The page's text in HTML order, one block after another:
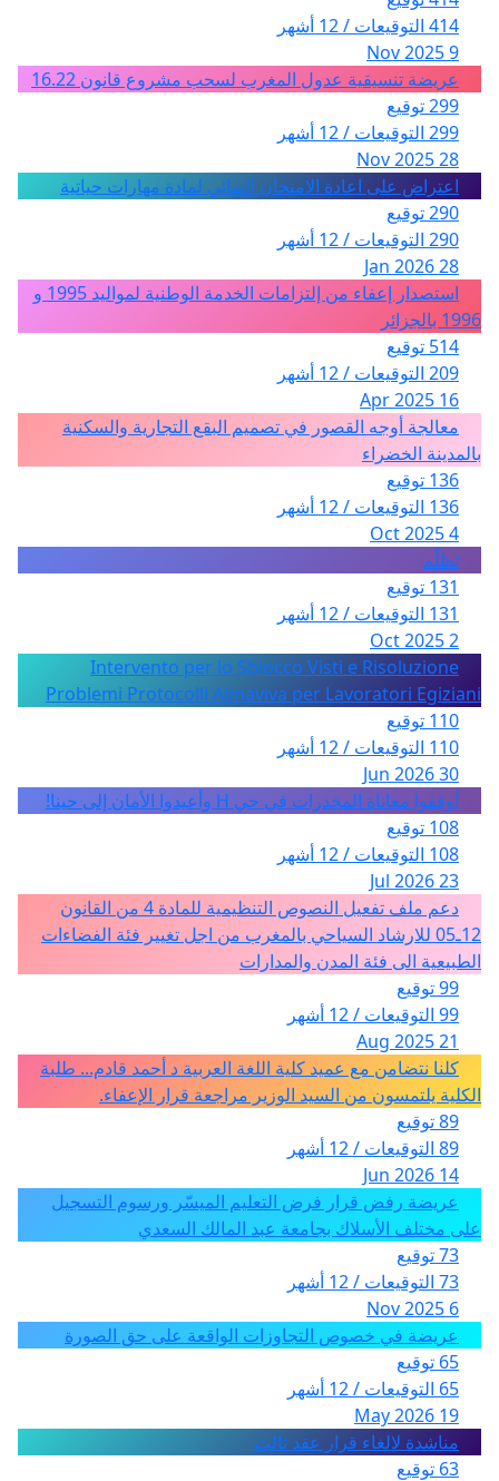
414 التوقيعات / 12 أشهر
9 Nov 2025
عريضة تنسيقية عدول المغرب لسحب مشروع قانون 16.22
299 توقيع
299 التوقيعات / 12 أشهر
28 Nov 2025
اعتراض على اعادة الامتحان النهائي لمادة مهارات حياتية
290 توقيع
290 التوقيعات / 12 أشهر
28 Jan 2026
استصدار إعفاء من إلتزامات الخدمة الوطنية لمواليد 1995 و
1996 بالجزائر
514 توقيع
209 التوقيعات / 12 أشهر
16 Apr 2025
معالجة أوجه القصور في تصميم البقع التجارية والسكنية
بالمدينة الخضراء
136 توقيع
136 التوقيعات / 12 أشهر
4 Oct 2025
تظلّم
131 توقيع
131 التوقيعات / 12 أشهر
2 Oct 2025
Intervento per lo Sblocco Visti e Risoluzione
Problemi Protocolli Almaviva per Lavoratori Egiziani
110 توقيع
110 التوقيعات / 12 أشهر
30 Jun 2026
أوقفوا معاناة المخدرات في حي H وأعيدوا الأمان إلى حينا!
108 توقيع
108 التوقيعات / 12 أشهر
23 Jul 2026
دعم ملف تفعيل النصوص التنظيمية للمادة 4 من القانون
12ـ05 للارشاد السياحي بالمغرب من اجل تغيير فئة الفضاءات
الطبيعية الى فئة المدن والمدارات
99 توقيع
99 التوقيعات / 12 أشهر
21 Aug 2025
كلنا نتضامن مع عميد كلية اللغة العربية د أحمد قادم... طلبة
الكلية يلتمسون من السيد الوزير مراجعة قرار الإعفاء.
89 توقيع
89 التوقيعات / 12 أشهر
14 Jun 2026
عريضة رفض قرار فرض التعليم الميسّر ورسوم التسجيل
على مختلف الأسلاك بجامعة عبد المالك السعدي
73 توقيع
73 التوقيعات / 12 أشهر
6 Nov 2025
عريضة في خصوص التجاوزات الواقعة على حق الصورة
65 توقيع
65 التوقيعات / 12 أشهر
19 May 2026
مناشدة لالغاء قرار عقد ثالث
63 توقيع